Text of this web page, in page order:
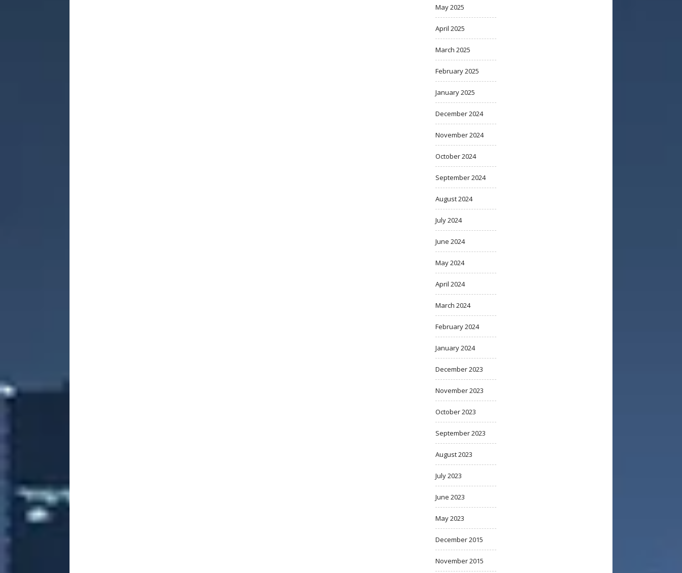
May 2025
April 2025
March 2025
February 2025
January 2025
December 2024
November 2024
October 2024
September 2024
August 2024
July 2024
June 2024
May 2024
April 2024
March 2024
February 2024
January 2024
December 2023
November 2023
October 2023
September 2023
August 2023
July 2023
June 2023
May 2023
December 2015
November 2015